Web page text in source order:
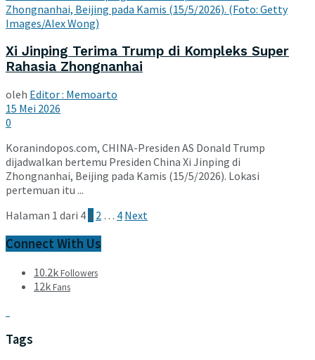
Xi Jinping Terima Trump di Kompleks Super
Rahasia Zhongnanhai
oleh Editor : Memoarto
15 Mei 2026
0
Koranindopos.com, CHINA-Presiden AS Donald Trump
dijadwalkan bertemu Presiden China Xi Jinping di
Zhongnanhai, Beijing pada Kamis (15/5/2026). Lokasi
pertemuan itu ...
Halaman 1 dari 4 1 2 … 4 Next
Connect With Us
10.2kFollowers
12kFans
Tags